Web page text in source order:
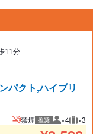
11分
パクト,ハイブリ
禁煙 推奨 推奨人数
×4 推奨
×3